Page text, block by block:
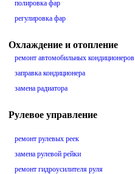
полировка фар
регулировка фар
Охлаждение и отопление
ремонт автомобильных кондиционеров
заправка кондиционера
замена радиатора
Рулевое управление
ремонт рулевых реек
замена рулевой рейки
ремонт гидроусилителя руля